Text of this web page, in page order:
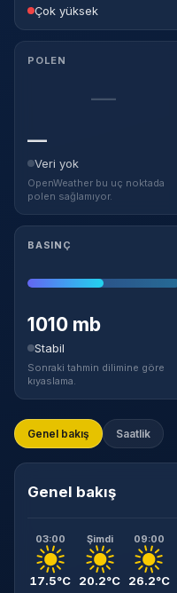
Çok yüksek
POLEN
—
—
Veri yok
OpenWeather bu uç noktada
polen sağlamıyor.
BASINÇ
1010 mb
Stabil
Sonraki tahmin dilimine göre
kıyaslama.
Genel bakış Saatlik
Genel bakış
03:00
17.5°C
Şimdi
20.2°C
09:00
26.2°C